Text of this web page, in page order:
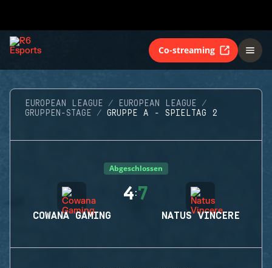
Co-streaming
EUROPEAN LEAGUE
EUROPEAN LEAGUE
GRUPPEN-STAGE
GRUPPE A - SPIELTAG 2
Abgeschlossen
COWANA GAMING
4:7
NATUS VINCERE